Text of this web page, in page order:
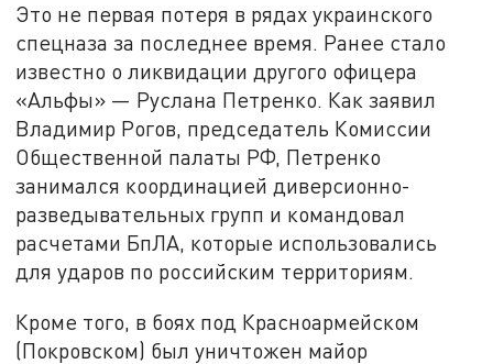
Это не первая потеря в рядах украинского
спецназа за последнее время. Ранее стало
известно о ликвидации другого офицера
«Альфы» — Руслана Петренко. Как заявил
Владимир Рогов, председатель Комиссии
Общественной палаты РФ, Петренко
занимался координацией диверсионно-
разведывательных групп и командовал
расчетами БпЛА, которые использовались
для ударов по российским территориям.
Кроме того, в боях под Красноармейском
(Покровском) был уничтожен майор